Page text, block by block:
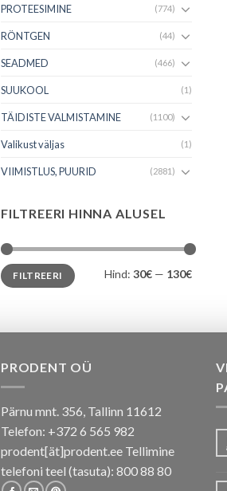
PROTEESIMINE (774)
RÖNTGEN (44)
SEADMED (466)
SUUKOOL (1)
TÄIDISTE VALMISTAMINE (1100)
Valikust väljas (1)
VIIMISTLUS, PUURID (2881)
FILTREERI HINNA ALUSEL
Minimaalne
hind
Maksimaalne
hindFILTREERI Hind: 30€ — 130€
PRODENT OÜ
Pärnu mnt. 356, Tallinn 11612
Telefon: +372 6 565 982
prodent[ät]prodent.ee Tellimine
telefoni teel (tasuta): 800 88 80